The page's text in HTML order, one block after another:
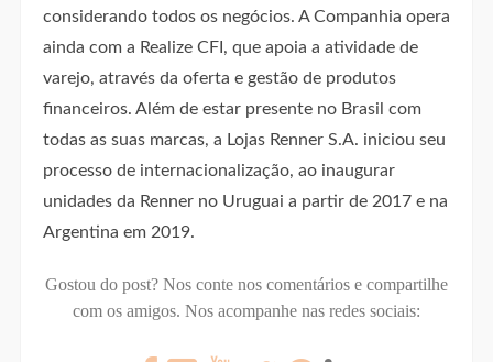
considerando todos os negócios. A Companhia opera
ainda com a Realize CFI, que apoia a atividade de
varejo, através da oferta e gestão de produtos
financeiros. Além de estar presente no Brasil com
todas as suas marcas, a Lojas Renner S.A. iniciou seu
processo de internacionalização, ao inaugurar
unidades da Renner no Uruguai a partir de 2017 e na
Argentina em 2019.
Gostou do post? Nos conte nos comentários e compartilhe
com os amigos. Nos acompanhe nas redes sociais: